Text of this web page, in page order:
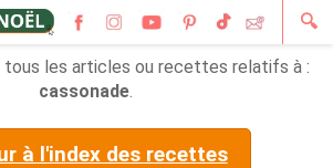
🔍
tous les articles ou recettes relatifs à :
cassonade.
à l'index des recettes